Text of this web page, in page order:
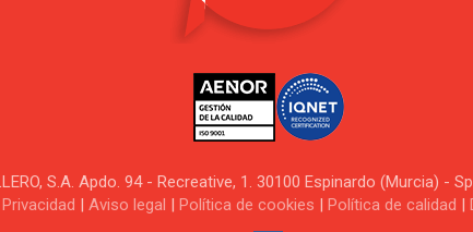
S.A. Apdo. 94 - Recreative, 1. 30100 Espinardo (Murcia) -
| Aviso legal | Política de cookies | Política de calidad |